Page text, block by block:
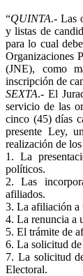
“QUINTA.- Las
y listas de
para lo cual
Organizaciones
(JNE), como
inscripción de
SEXTA.- El
servicio de las
cinco (45) días
presente Ley,
realización de
1. La
políticos.
2. Las
afiliados.
3. La afiliación a
4. La renuncia a
5. El trámite de
6. La solicitud
7. La solicitud
Electoral.